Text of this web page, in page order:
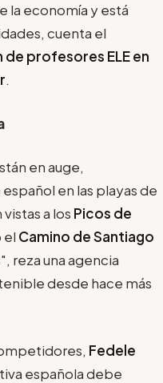
la economía y está
cuenta el
profesores ELE en
.
en auge,
en las playas de
a los Picos de
el Camino de Santiago
", reza una agencia
desde hace más
Fedele
española debe